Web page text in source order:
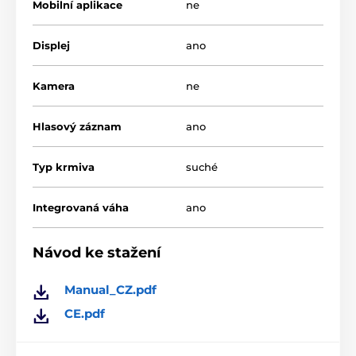
Objem nádoby krmiva
Mobilní aplikace ne
Displej ano
Kamera ne
Hlasový záznam ano
Typ krmiva suché
Integrovaná váha ano
Návod ke stažení
Manual_CZ.pdf
CE.pdf